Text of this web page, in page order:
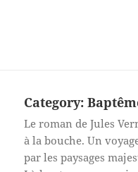
Category:
Le roman de Jules
à la bouche. Un
par les paysages